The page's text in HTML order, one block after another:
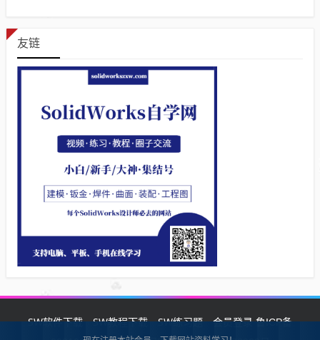
友链
SW软件下载 SW教程下载 SW练习题 会员登录鲁ICP备